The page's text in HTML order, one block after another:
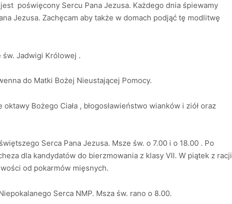
poświęcony Sercu Pana Jezusa. Każdego dnia śpiewamy
Jezusa. Zachęcam aby także w domach podjąć tę modlitwę
Jadwigi Królowej .
do Matki Bożej Nieustającej Pomocy.
Bożego Ciała , błogosławieństwo wianków i ziół oraz
Serca Pana Jezusa. Msze św. o 7.00 i o 18.00 . Po
dla kandydatów do bierzmowania z klasy VII. W piątek z racji
od pokarmów mięsnych.
Serca NMP. Msza św. rano o 8.00.